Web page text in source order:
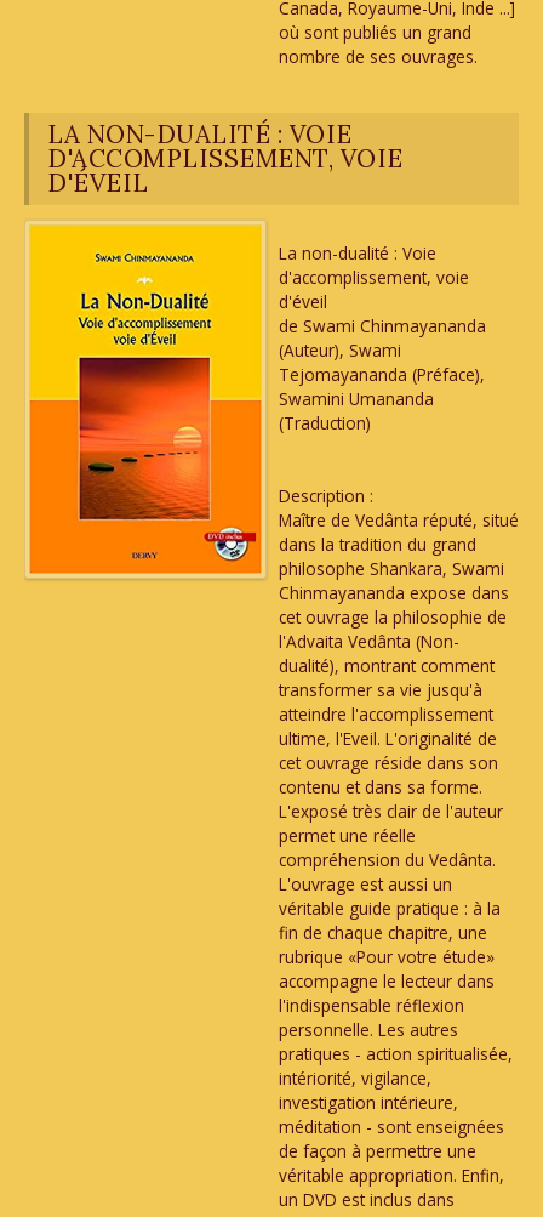
Canada, Royaume-Uni, Inde ...]
où sont publiés un grand
nombre de ses ouvrages.
LA NON-DUALITÉ : VOIE
D'ACCOMPLISSEMENT, VOIE
D'ÉVEIL
La non-dualité : Voie
d'accomplissement, voie
d'éveil
de Swami Chinmayananda
(Auteur), Swami
Tejomayananda (Préface),
Swamini Umananda
(Traduction)
Description :
Maître de Vedânta réputé, situé
dans la tradition du grand
philosophe Shankara, Swami
Chinmayananda expose dans
cet ouvrage la philosophie de
l'Advaita Vedânta (Non-
dualité), montrant comment
transformer sa vie jusqu'à
atteindre l'accomplissement
ultime, l'Eveil. L'originalité de
cet ouvrage réside dans son
contenu et dans sa forme.
L'exposé très clair de l'auteur
permet une réelle
compréhension du Vedânta.
L'ouvrage est aussi un
véritable guide pratique : à la
fin de chaque chapitre, une
rubrique «Pour votre étude»
accompagne le lecteur dans
l'indispensable réflexion
personnelle. Les autres
pratiques - action spiritualisée,
intériorité, vigilance,
investigation intérieure,
méditation - sont enseignées
de façon à permettre une
véritable appropriation. Enfin,
un DVD est inclus dans